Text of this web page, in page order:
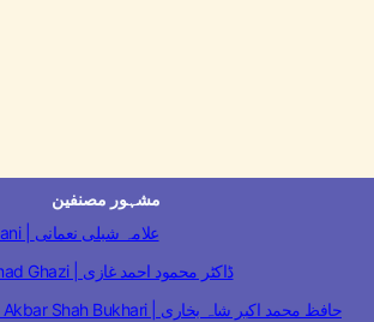
مشہور مصنفین
Allama Shibli Nomani | علامہ شبلی نعمانی
Dr. Mahmood Ahmad Ghazi | ڈاکٹر محمود احمد غازی
Hafiz Muhammad Akbar Shah Bukhari | حافظ محمد اکبر شاہ بخاری